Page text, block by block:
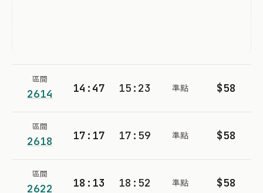
區間
2614 14:47 15:23 準點 $58
區間
2618 17:17 17:59 準點 $58
區間
2622 18:13 18:52 準點 $58